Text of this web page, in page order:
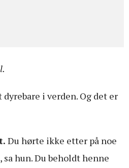
i verden. Og det er
Du hørte ikke etter på noe
hun. Du beholdt henne